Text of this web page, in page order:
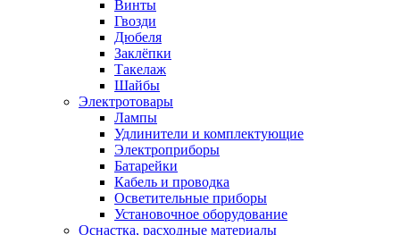
Винты
Гвозди
Дюбеля
Заклёпки
Такелаж
Шайбы
Электротовары
Лампы
Удлинители и комплектующие
Электроприборы
Батарейки
Кабель и проводка
Осветительные приборы
Установочное оборудование
Оснастка, расходные материалы